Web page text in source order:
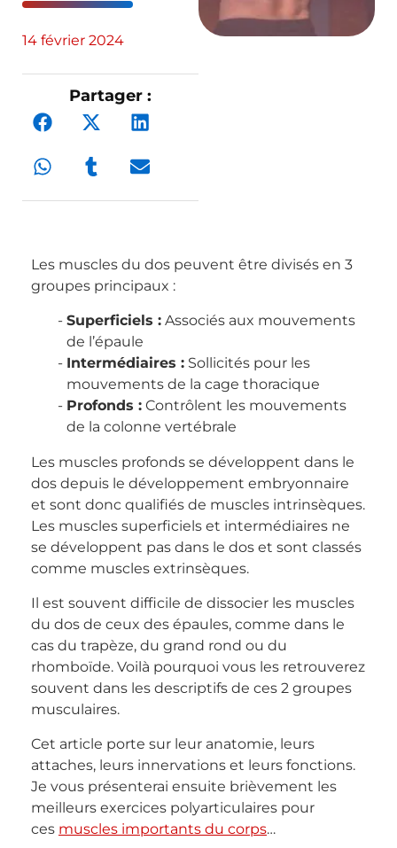
14 février 2024
Partager :
Les muscles du dos peuvent être divisés en 3
groupes principaux :
Superficiels : Associés aux mouvements
de l’épaule
Intermédiaires : Sollicités pour les
mouvements de la cage thoracique
Profonds : Contrôlent les mouvements
de la colonne vertébrale
Les muscles profonds se développent dans le
dos depuis le développement embryonnaire
et sont donc qualifiés de muscles intrinsèques.
Les muscles superficiels et intermédiaires ne
se développent pas dans le dos et sont classés
comme muscles extrinsèques.
Il est souvent difficile de dissocier les muscles
du dos de ceux des épaules, comme dans le
cas du trapèze, du grand rond ou du
rhomboïde. Voilà pourquoi vous les retrouverez
souvent dans les descriptifs de ces 2 groupes
musculaires.
Cet article porte sur leur anatomie, leurs
attaches, leurs innervations et leurs fonctions.
Je vous présenterai ensuite brièvement les
meilleurs exercices polyarticulaires pour
ces muscles importants du corps…